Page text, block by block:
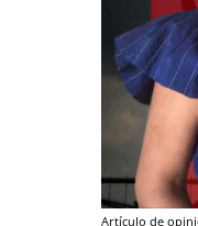
Artículo de